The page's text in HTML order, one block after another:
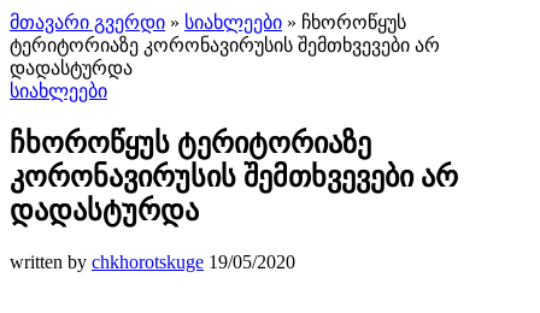
მთავარი გვერდი » სიახლეები » ჩხოროწყუს
ტერიტორიაზე კორონავირუსის შემთხვევები არ
დადასტურდა
სიახლეები
ჩხოროწყუს ტერიტორიაზე
კორონავირუსის შემთხვევები არ
დადასტურდა
written by chkhorotskuge 19/05/2020